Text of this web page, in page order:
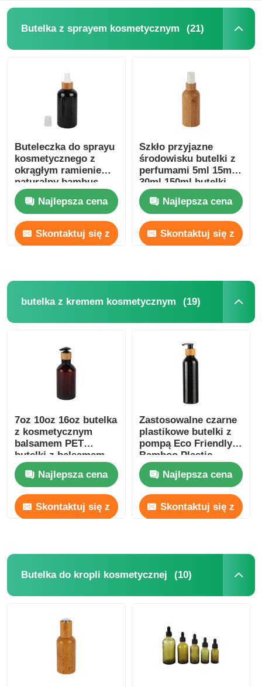
Butelka z sprayem kosmetycznym (21)
Buteleczka do sprayu
kosmetycznego z
okrągłym ramieniem
naturalny bambus
PET buteleczka do
sprayu perfumy
czarny
Najlepsza cena
Skontaktuj się z
Szkło przyjazne
środowisku butelki z
perfumami 5ml 15ml
30ml 150ml butelki
bambusowe
Najlepsza cena
Skontaktuj się z
butelka z kremem kosmetycznym (19)
7oz 10oz 16oz butelka
z kosmetycznym
balsamem PET
butelki z balsamem
Amber
Najlepsza cena
Skontaktuj się z
Zastosowalne czarne
plastikowe butelki z
pompą Eco Friendly
Bamboo Plastic
Bottle 180ml 200ml
250ml 300ml
Najlepsza cena
Skontaktuj się z
Butelka do kropli kosmetycznej (10)